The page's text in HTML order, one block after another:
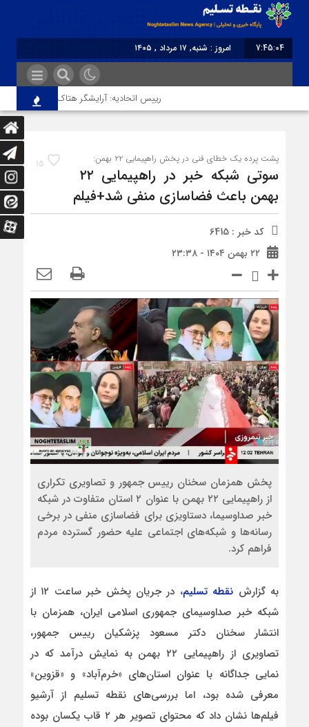
7:45:04
امروز : شنبه, ۱۷ مرداد , ۱۴۰۵
رییس اتحادیه: آرایشگر هتاک در قزوین عضو
15 پشت پرده یک خطای فنی در پخش راهپیمایی ۲۲ بهمن:
سوتی شبکه خبر در راهپیمایی ۲۲
بهمن باعث فضاسازی منفی شد+فیلم
کد خبر : 6415
۲۲ بهمن ۱۴۰۴ - ۲۳:۳۸
پخش همزمان سخنان رییس‌ جمهور و تصاویری تکراری
از راهپیمایی ۲۲ بهمن با عنوان ۲ استان متفاوت در شبکه
خبر صداوسیما، دستاویزی برای فضاسازی منفی در برخی
رسانه‌ها و شبکه‌های اجتماعی علیه حضور گسترده مردم
فراهم کرد.
به گزارش نقطه تسلیم
، در جریان پخش خبر ساعت ۱۲ از
شبکه خبر صداوسیمای جمهوری اسلامی ایران، همزمان با
انتشار سخنان دکتر مسعود پزشکیان رییس‌ جمهور،
تصاویری از راهپیمایی ۲۲ بهمن به نمایش درآمد که در
نمایی جداگانه با عنوان استان‌های «خرم‌آباد» و «قزوین»
معرفی شده بود، اما بررسی‌های نقطه تسلیم از آرشیو
فیلم‌ها نشان داد که محتوای تصویر هر ۲ قاب یکسان بوده